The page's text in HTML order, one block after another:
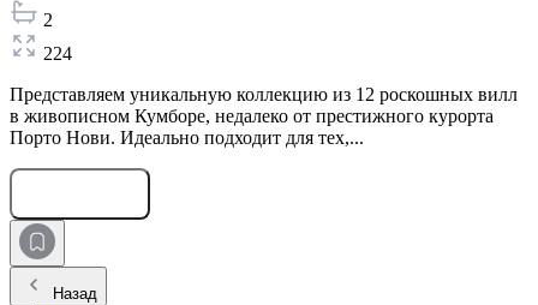
2
224
Представляем уникальную коллекцию из 12 роскошных вилл
в живописном Кумборе, недалеко от престижного курорта
Порто Нови. Идеально подходит для тех,...
Назад